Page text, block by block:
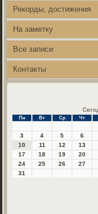
Рекорды, достижения
На заметку
Все записи
Контакты
Пн Вт Ср Чт
3
4 5 6
10
11 12 13
17
18 19 20
24
25 26 27
31